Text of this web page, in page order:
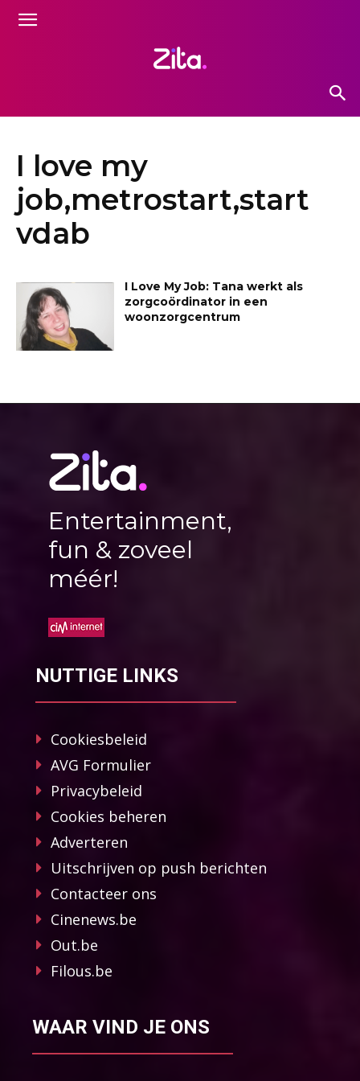
I love my
job,metrostart,start
vdab
I Love My Job: Tana werkt als
zorgcoördinator in een
woonzorgcentrum
Entertainment,
fun & zoveel
méér!
NUTTIGE LINKS
Cookiesbeleid
AVG Formulier
Privacybeleid
Cookies beheren
Adverteren
Uitschrijven op push berichten
Contacteer ons
Cinenews.be
Out.be
Filous.be
WAAR VIND JE ONS